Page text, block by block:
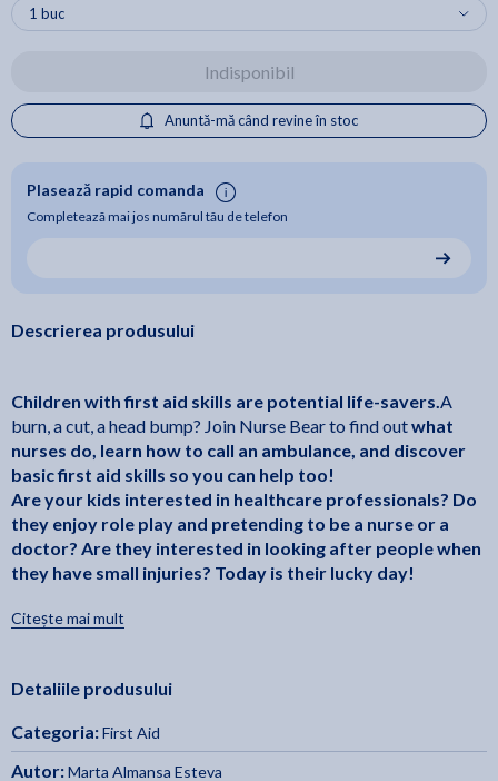
Indisponibil
Anuntă-mă când revine în stoc
Plasează rapid comanda
Completează mai jos numărul tău de telefon
Descrierea produsului
Children with first aid skills are potential life-savers.A
burn, a cut, a head bump? Join Nurse Bear to find outwhat
nurses do, learn how to call an ambulance, and discover
basic first aid skills so you can help too!
Are your kids interested in healthcare professionals? Do
they enjoy role play and pretending to be a nurse or a
doctor? Are they interested in looking after people when
they have small injuries? Today is their lucky day!
Written and created by a nurse,
This book covers:
calling an ambulance
checking vital signs
Citește mai mult
Detaliile produsului
Categoria:First Aid
Autor:Marta Almansa Esteva